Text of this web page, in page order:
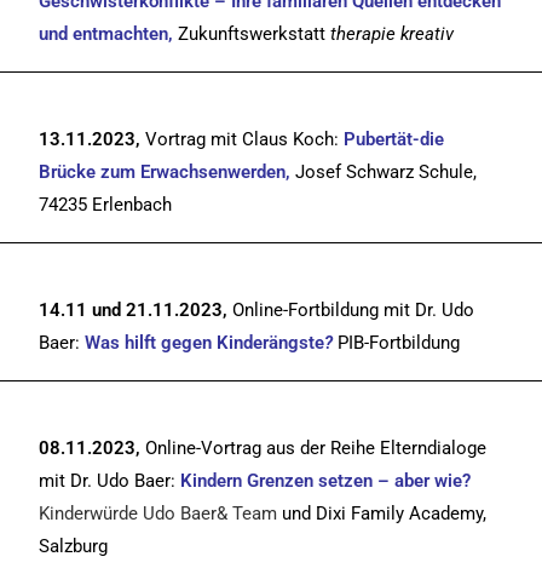
und entmachten,Zukunftswerkstatttherapie kreativ
13.11.2023, Vortrag mit Claus Koch: Pubertät-die
Brücke zum Erwachsenwerden,Josef Schwarz Schule,
74235 Erlenbach
14.11 und 21.11.2023, Online-Fortbildung mit Dr. Udo
Baer:Was hilft gegen Kinderängste? PIB-Fortbildung
08.11.2023, Online-Vortrag aus der Reihe Elterndialoge
mit Dr. Udo Baer: Kindern Grenzen setzen – aber wie?
Kinderwürde Udo Baer& Team und Dixi Family Academy,
Salzburg